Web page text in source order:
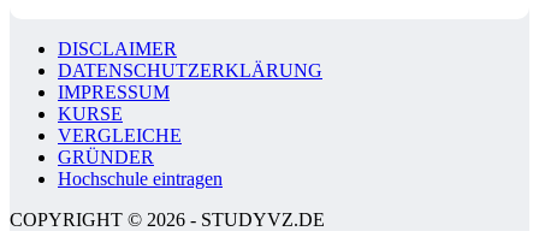
DISCLAIMER
DATENSCHUTZERKLÄRUNG
IMPRESSUM
KURSE
VERGLEICHE
GRÜNDER
Hochschule eintragen
COPYRIGHT © 2026 - STUDYVZ.DE